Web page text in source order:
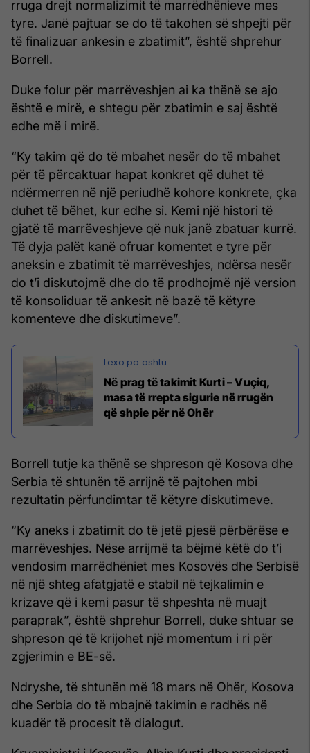
rruga drejt normalizimit të marrëdhënieve mes
tyre. Janë pajtuar se do të takohen së shpejti për
të finalizuar ankesin e zbatimit”, është shprehur
Borrell.
Duke folur për marrëveshjen ai ka thënë se ajo
është e mirë, e shtegu për zbatimin e saj është
edhe më i mirë.
“Ky takim që do të mbahet nesër do të mbahet
për të përcaktuar hapat konkret që duhet të
ndërmerren në një periudhë kohore konkrete, çka
duhet të bëhet, kur edhe si. Kemi një histori të
gjatë të marrëveshjeve që nuk janë zbatuar kurrë.
Të dyja palët kanë ofruar komentet e tyre për
aneksin e zbatimit të marrëveshjes, ndërsa nesër
do t’i diskutojmë dhe do të prodhojmë një version
të konsoliduar të ankesit në bazë të këtyre
komenteve dhe diskutimeve”.
Në prag të takimit Kurti – Vuçiq,
masa të rrepta sigurie në rrugën
që shpie për në Ohër
Borrell tutje ka thënë se shpreson që Kosova dhe
Serbia të shtunën të arrijnë të pajtohen mbi
rezultatin përfundimtar të këtyre diskutimeve.
“Ky aneks i zbatimit do të jetë pjesë përbërëse e
marrëveshjes. Nëse arrijmë ta bëjmë këtë do t’i
vendosim marrëdhëniet mes Kosovës dhe Serbisë
në një shteg afatgjatë e stabil në tejkalimin e
krizave që i kemi pasur të shpeshta në muajt
paraprak”, është shprehur Borrell, duke shtuar se
shpreson që të krijohet një momentum i ri për
zgjerimin e BE-së.
Ndryshe, të shtunën më 18 mars në Ohër, Kosova
dhe Serbia do të mbajnë takimin e radhës në
kuadër të procesit të dialogut.